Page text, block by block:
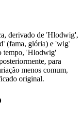
derivado de 'Hlodwig',
(fama, glória) e 'wig'
tempo, 'Hlodwig'
para
menos comum,
original.